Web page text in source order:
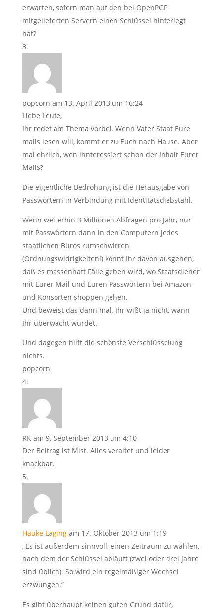
erwarten, sofern man auf den bei OpenPGP
mitgelieferten Servern einen Schlüssel hinterlegt
hat?
popcorn am 13. April 2013 um 16:24
Liebe Leute,
Ihr redet am Thema vorbei. Wenn Vater Staat Eure
mails lesen will, kommt er zu Euch nach Hause. Aber
mal ehrlich, wen ihnteressiert schon der Inhalt Eurer
Mails?
Die eigentliche Bedrohung ist die Herausgabe von
Passwörtern in Verbindung mit Identitätsdiebstahl.
Wenn weiterhin 3 Millionen Abfragen pro Jahr, nur
mit Passwörtern dann in den Computern jedes
staatlichen Büros rumschwirren
(Ordnungswidrigkeiten!) könnt Ihr davon ausgehen,
daß es massenhaft Fälle geben wird, wo Staatsdiener
mit Eurer Mail und Euren Passwörtern bei Amazon
und Konsorten shoppen gehen.
Und beweist das dann mal. Ihr wißt ja nicht, wann
Ihr überwacht wurdet.
Und dagegen hilft die schönste Verschlüsselung
nichts.
popcorn
RK am 9. September 2013 um 4:10
Der Beitrag ist Mist. Alles veraltet und leider
knackbar.
Hauke Laging am 17. Oktober 2013 um 1:19
„Es ist außerdem sinnvoll, einen Zeitraum zu wählen,
nach dem der Schlüssel abläuft (zwei oder drei Jahre
sind üblich). So wird ein regelmäßiger Wechsel
erzwungen.“
Es gibt überhaupt keinen guten Grund dafür,